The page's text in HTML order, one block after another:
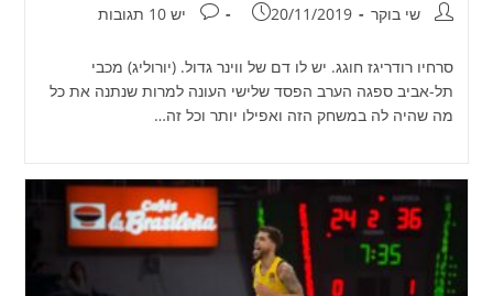
מחבר:שי בוקר פורסם:
20/11/2019 תגובות:
יש 10 תגובות
סרחיו רודריגז חוגג. יש לו דם של ווינר גדול. (יורוליג) מכבי
תל-אביב ספגה הערב הפסד שלישי העונה למרות שנתנה את כל
מה שהיה לה במשחק הזה ואפילו יותר וכל זה…